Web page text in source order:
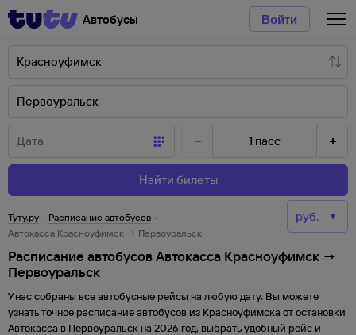
Автобусы Войти
1 пасс
Найти билеты
Туту.ру · Расписание автобусов ·
Автокасса Красноуфимск → Первоуральск
Расписание автобусов Автокасса Красноуфимск →
Первоуральск
У нас собраны все автобусные рейсы на любую дату. Вы можете
узнать точное расписание автобусов из Красноуфимска отостановки
Автокасса в Первоуральск на 2026 год, выбрать удобный рейс и